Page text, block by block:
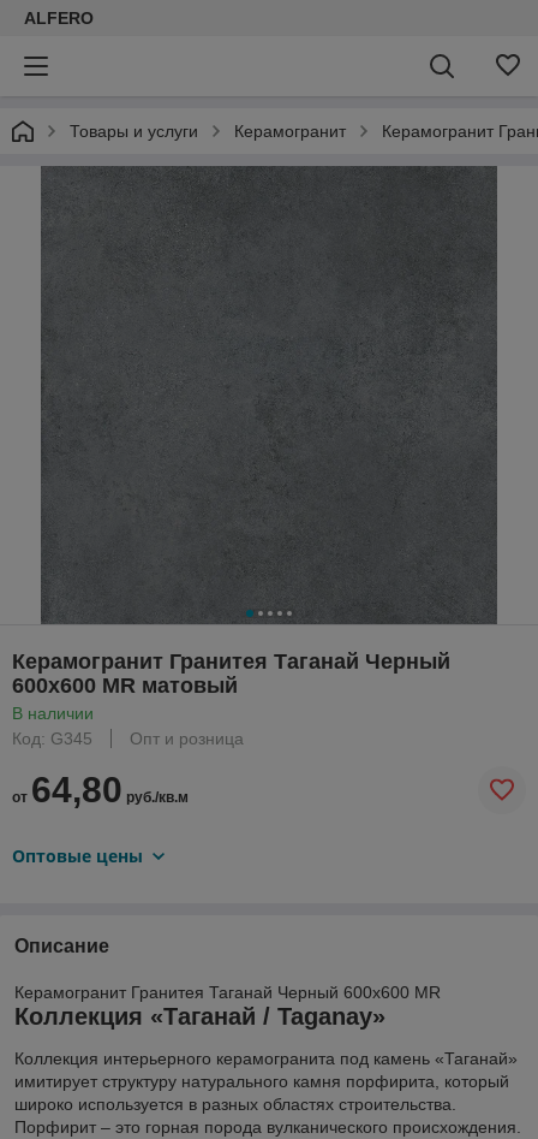
ALFERO
Товары и услуги Керамогранит Керамогранит
Керамогранит Гранитея Таганай Черный
600х600 MR матовый
В наличии
Код: G345
Опт и розница
от 64,80 руб./кв.м
Оптовые цены
Описание
Керамогранит Гранитея Таганай Черный 600х600 MR
Коллекция «Таганай / Taganay»
Коллекция интерьерного керамогранита под камень «Таганай»
имитирует структуру натурального камня порфирита, который
широко используется в разных областях строительства.
Порфирит – это горная порода вулканического происхождения.